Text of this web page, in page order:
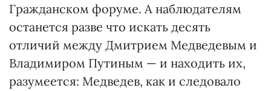
Гражданском форуме. А наблюдателям
останется разве что искать десять
отличий между Дмитрием Медведевым и
Владимиром Путиным — и находить их,
разумеется: Медведев, как и следовало